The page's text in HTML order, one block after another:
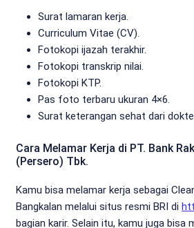
Surat lamaran kerja.
Curriculum Vitae (CV).
Fotokopi ijazah terakhir.
Fotokopi transkrip nilai.
Fotokopi KTP.
Pas foto terbaru ukuran 4×6.
Surat keterangan sehat dari
Cara Melamar Kerja di PT. Bank
(Persero) Tbk.
Kamu bisa melamar kerja sebagai
Bangkalan melalui situs resmi BRI di
bagian karir. Selain itu, kamu juga bisa